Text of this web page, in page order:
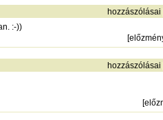
hozzászólásai
:-))
[
hozzászólásai
[